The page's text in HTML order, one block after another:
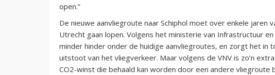
open.”
De nieuwe aanvliegroute naar Schiphol moet over enkele jaren
Utrecht gaan lopen. Volgens het ministerie van Infrastructuur
minder hinder onder de huidige aanvliegroutes, en zorgt het in
uitstoot van het vliegverkeer. Maar volgens de VNV is zo’n
CO2-winst die behaald kan worden door een andere vliegroute